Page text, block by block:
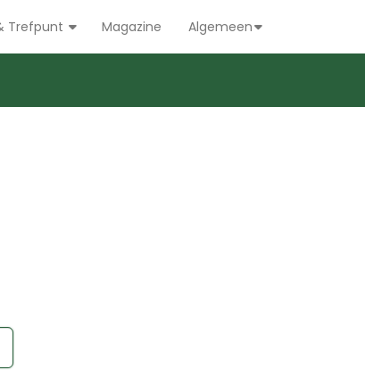
Trefpunt Magazine Algemeen